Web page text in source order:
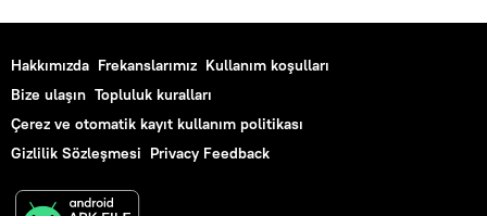
Hakkımızda Frekanslarımız Kullanım koşulları
Bize ulaşın Topluluk kuralları
Çerez ve otomatik kayıt kullanım politikası
Gizlilik Sözleşmesi Privacy Feedback